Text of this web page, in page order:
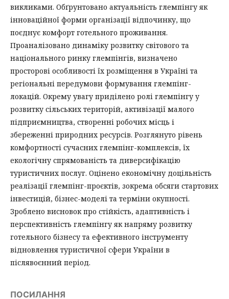
викликами. Обґрунтовано актуальність глемпінгу як
інноваційної форми організації відпочинку, що
поєднує комфорт готельного проживання.
Проаналізовано динаміку розвитку світового та
національного ринку глемпінгів, визначено
просторові особливості їх розміщення в Україні та
регіональні передумови формування глемпінг-
локацій. Окрему увагу приділено ролі глемпінгу у
розвитку сільських територій, активізації малого
підприємництва, створенні робочих місць і
збереженні природних ресурсів. Розглянуто рівень
комфортності сучасних глемпінг-комплексів, їх
екологічну спрямованість та диверсифікацію
туристичних послуг. Оцінено економічну доцільність
реалізації глемпінг-проєктів, зокрема обсяги стартових
інвестицій, бізнес-моделі та терміни окупності.
Зроблено висновок про стійкість, адаптивність і
перспективність глемпінгу як напряму розвитку
готельного бізнесу та ефективного інструменту
відновлення туристичної сфери України в
післявоєнний період.
ПОСИЛАННЯ